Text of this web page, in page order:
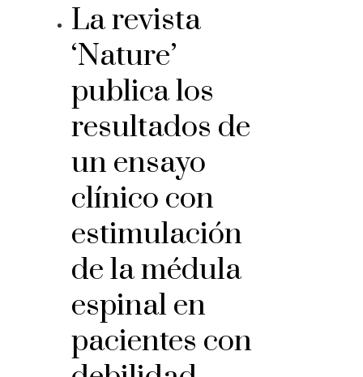
La revista
‘Nature’
publica los
resultados de
un ensayo
clínico con
estimulación
de la médula
espinal en
pacientes con